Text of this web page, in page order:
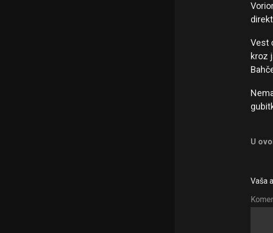
Vest
kroz
U
Vaša